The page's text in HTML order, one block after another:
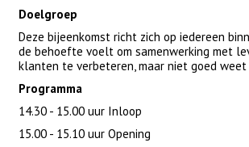
Doelgroep
Deze bijeenkomst richt zich op iedereen
de behoefte voelt om samenwerking met
klanten te verbeteren, maar niet goed
Programma
14.30 - 15.00 uur Inloop
15.00 - 15.10 uur Opening